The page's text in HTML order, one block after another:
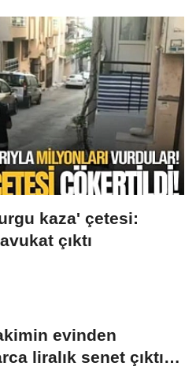
kaza' çetesi:
çıktı
evinden
liralık senet çıktı: